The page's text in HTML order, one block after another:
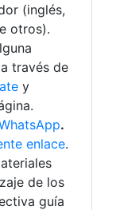
(inglés,
otros).
través de
y
.
enlace.
de los
guía